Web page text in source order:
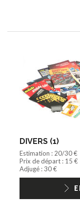
DIVERS (1)
Estimation : 20/30 €
Prix de départ : 15 €
Adjugé : 30 €